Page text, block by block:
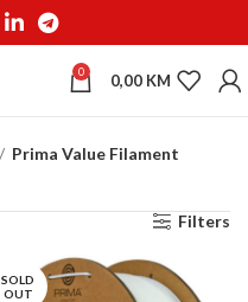
0 0,00 KM
Prima Value Filament
Filters
SOLD
OUT